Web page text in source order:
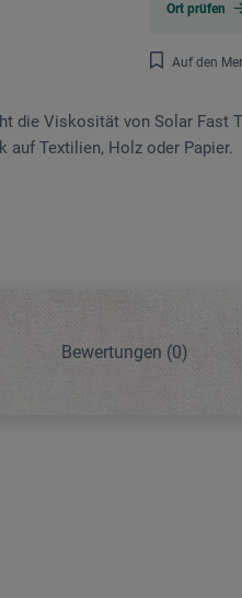
Ort prüfen
Auf den
die Viskosität von Solar Fast
auf Textilien, Holz oder Papier.
Bewertungen (0)